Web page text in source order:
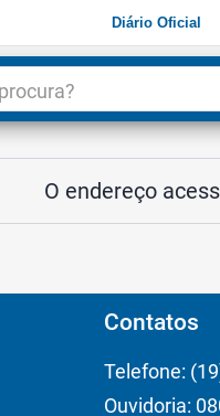
Diário Oficial
O endereço
Contatos
Telefone:
Ouvidoria: